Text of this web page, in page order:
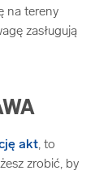
arrow_forward
na tereny
zasługują
akt, to
zrobić, by